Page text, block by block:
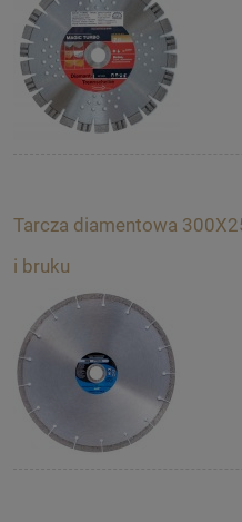
Tarcza diamentowa
i bruku